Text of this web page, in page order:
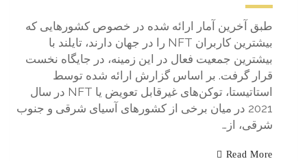
طبق آخرین آمار ارائه شده در خصوص کشورهایی که
بیشترین کاربران NFT را در جهان دارند، تایلند با
بیشترین جمعیت فعال در این زمینه، در جایگاه نخست
قرار گرفت. بر اساس گزارش ارائه شده توسط
استاتیستا، توکن‌های غیرقابل تعویض یا NFT در سال
2021 در میان برخی از کشورهای آسیای شرقی و جنوب
شرقی، از…
Read More